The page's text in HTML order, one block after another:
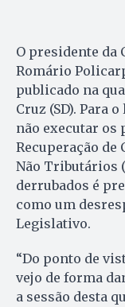
O presidente da
Romário
publicado na
Cruz (SD). Para
não executar os
Recuperação
Não Tributários
derrubados é
como um
Legislativo.
“Do ponto de
vejo de forma
a sessão desta